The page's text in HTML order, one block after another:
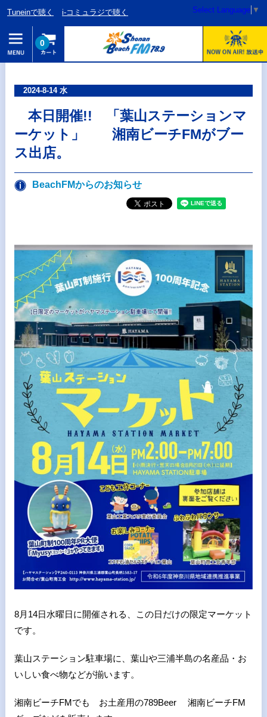
Tuneinで聴く i-コミュラジで聴く Select Language ▼
0
2024-8-14 水
本日開催!! 「葉山ステーションマ
ーケット」 湘南ビーチFMがブー
ス出店。
BeachFMからのお知らせ
8月14日水曜日に開催される、
この日だけの限定マーケット
です。
葉山ステーション駐車場に、葉山や三浦半島の名産品・お
いしい食べ物などが揃います。
湘南ビーチFMでも お土産用の789Beer 湘南ビーチFM